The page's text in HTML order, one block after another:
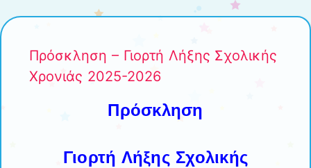
Μετάβαση στο περιεχόμενο
Πρόσκληση – Γιορτή Λήξης Σχολικής
Χρονιάς 2025-2026
Πρόσκληση
Γιορτή Λήξης Σχολικής